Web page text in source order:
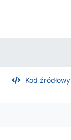
Kod źródłowy